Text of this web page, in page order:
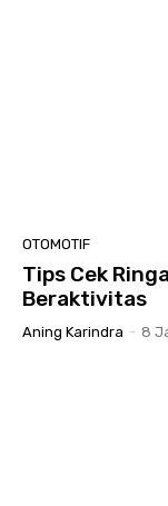
OTOMOTIF
Tips Cek
Beraktivitas
Aning Karindra - 8